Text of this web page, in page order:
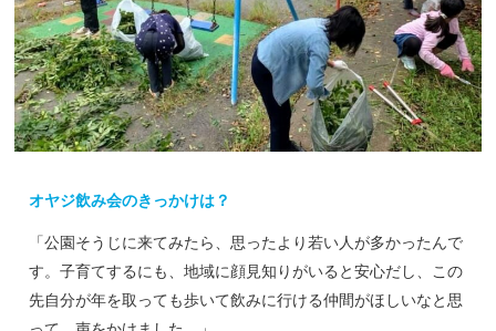
オヤジ飲み会のきっかけは？
「公園そうじに来てみたら、思ったより若い人が多かったんで
す。子育てするにも、地域に顔見知りがいると安心だし、この
先自分が年を取っても歩いて飲みに行ける仲間がほしいなと思